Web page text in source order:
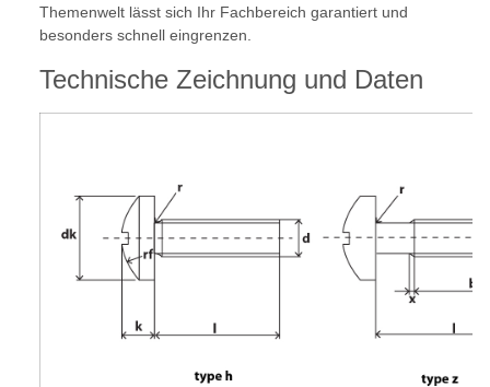
Themenwelt lässt sich Ihr Fachbereich garantiert und
besonders schnell eingrenzen.
Technische Zeichnung und Daten